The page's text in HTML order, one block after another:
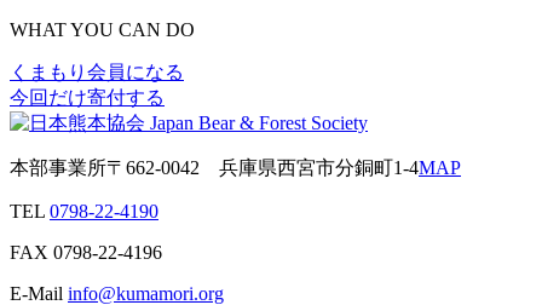
WHAT YOU CAN DO
くまもり会員になる
今回だけ寄付する
本部事業所〒662-0042 兵庫県西宮市分銅町1-4MAP
TEL 0798-22-4190
FAX 0798-22-4196
E-Mail info@kumamori.org